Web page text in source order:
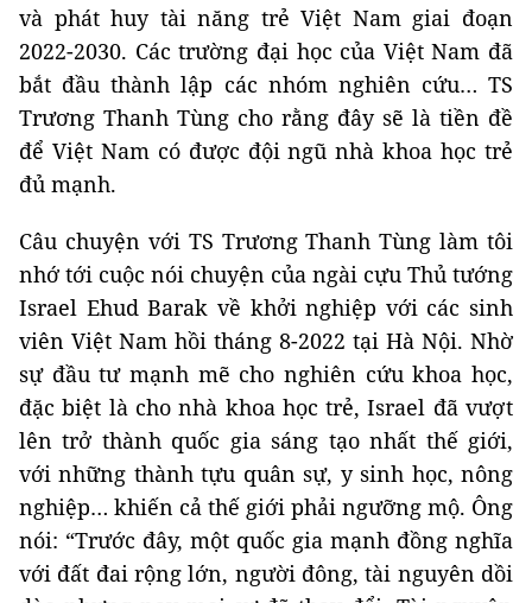
và phát huy tài năng trẻ Việt Nam giai đoạn
2022-2030. Các trường đại học của Việt Nam đã
bắt đầu thành lập các nhóm nghiên cứu… TS
Trương Thanh Tùng cho rằng đây sẽ là tiền đề
để Việt Nam có được đội ngũ nhà khoa học trẻ
đủ mạnh.
Câu chuyện với TS Trương Thanh Tùng làm tôi
nhớ tới cuộc nói chuyện của ngài cựu Thủ tướng
Israel Ehud Barak về khởi nghiệp với các sinh
viên Việt Nam hồi tháng 8-2022 tại Hà Nội. Nhờ
sự đầu tư mạnh mẽ cho nghiên cứu khoa học,
đặc biệt là cho nhà khoa học trẻ, Israel đã vượt
lên trở thành quốc gia sáng tạo nhất thế giới,
với những thành tựu quân sự, y sinh học, nông
nghiệp… khiến cả thế giới phải ngưỡng mộ. Ông
nói: “Trước đây, một quốc gia mạnh đồng nghĩa
với đất đai rộng lớn, người đông, tài nguyên dồi